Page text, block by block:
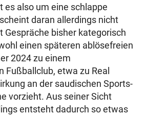
es also um eine schlappe
daran allerdings nicht
Gespräche bisher kategorisch
einen späteren ablösefreien
2024 zu einem
Fußballclub, etwa zu Real
an der saudischen Sports-
vorzieht. Aus seiner Sicht
entsteht dadurch so etwas